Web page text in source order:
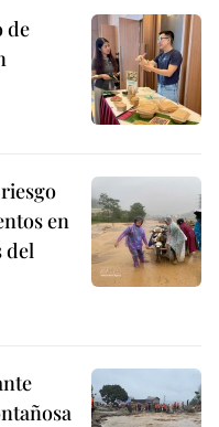
de
en
del